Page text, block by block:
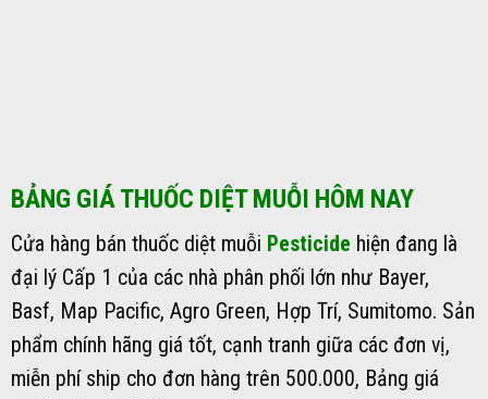
BẢNG GIÁ THUỐC DIỆT MUỖI HÔM NAY
Cửa hàng bán thuốc diệt muỗi Pesticide hiện đang là
đại lý Cấp 1 của các nhà phân phối lớn như Bayer,
Basf, Map Pacific, Agro Green, Hợp Trí, Sumitomo. Sản
phẩm chính hãng giá tốt, cạnh tranh giữa các đơn vị,
miễn phí ship cho đơn hàng trên 500.000, Bảng giá